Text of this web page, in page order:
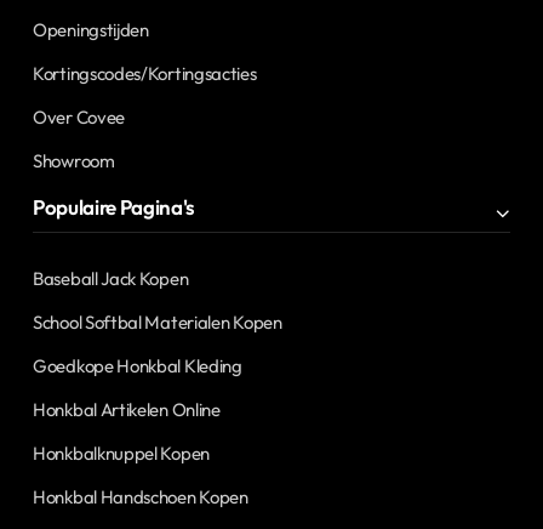
Openingstijden
Kortingscodes/Kortingsacties
Over Covee
Showroom
Populaire Pagina's
Baseball Jack Kopen
School Softbal Materialen Kopen
Goedkope Honkbal Kleding
Honkbal Artikelen Online
Honkbalknuppel Kopen
Honkbal Handschoen Kopen